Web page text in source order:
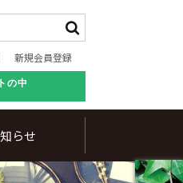
新規会員登録
の中
らせ